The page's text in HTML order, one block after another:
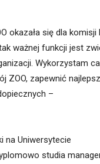
okazała się dla komisji
ważnej funkcji jest
Wykorzystam
ZOO, zapewnić
–
na Uniwersytecie
studia